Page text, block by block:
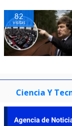
82
visitas
Ciencia Y